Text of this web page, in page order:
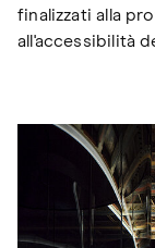
finalizzati alla
all'accessibilità